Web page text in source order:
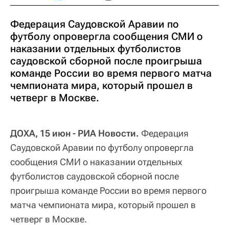
Федерация Саудовской Аравии по
футболу опровергла сообщения СМИ о
наказании отдельных футболистов
саудовской сборной после проигрыша
команде России во время первого матча
чемпионата мира, который прошел в
четверг в Москве.
ДОХА, 15 июн - РИА Новости. Федерация
Саудовской Аравии по футболу опровергла
сообщения СМИ о наказании отдельных
футболистов саудовской сборной после
проигрыша команде России во время первого
матча чемпионата мира, который прошел в
четверг в Москве.